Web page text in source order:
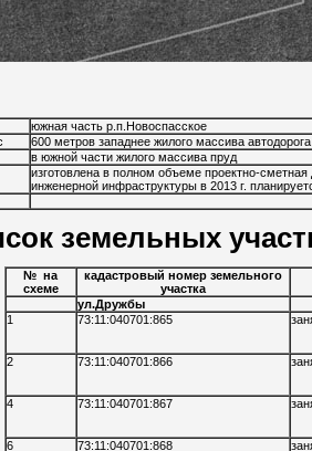
южная часть р.п.Новоспасское
600 метров западнее жилого массива
в южной части жилого массива пруд
изготовлена в полном объеме проектно-
инженерной инфраструктуры в 2013 г.
земельных
№ на
схеме
кадастровый номер земельного
участка
ул.Дружбы
1
73:11:040701:865
2 73:11:040701:866
4 73:11:040701:867
6 73:11:040701:868